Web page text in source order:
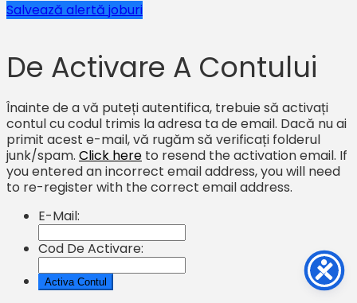
Salvează alertă joburi
De Activare A Contului
Înainte de a vă puteți autentifica, trebuie să activați
contul cu codul trimis la adresa ta de email. Dacă nu ai
primit acest e-mail, vă rugăm să verificați folderul
junk/spam. Click here to resend the activation email. If
you entered an incorrect email address, you will need
to re-register with the correct email address.
E-Mail:
Cod De Activare: